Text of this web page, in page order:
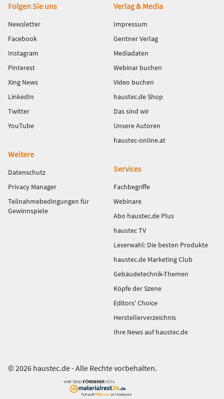
Fußbereich
Folgen Sie uns
Newsletter
Facebook
Instagram
Pinterest
Xing News
LinkedIn
Twitter
YouTube
Verlag & Media
Impressum
Gentner Verlag
Mediadaten
Webinar buchen
Video buchen
haustec.de Shop
Das sind wir
Unsere Autoren
haustec-online.at
Weitere
Datenschutz
Privacy Manager
Teilnahmebedingungen für
Gewinnspiele
Services
Fachbegriffe
Webinare
Abo haustec.de Plus
haustec TV
Leserwahl: Die besten Produkte
haustec.de Marketing Club
Gebäudetechnik-Themen
Köpfe der Szene
Editors' Choice
Herstellerverzeichnis
Ihre News auf haustec.de
© 2026 haustec.de - Alle Rechte vorbehalten.